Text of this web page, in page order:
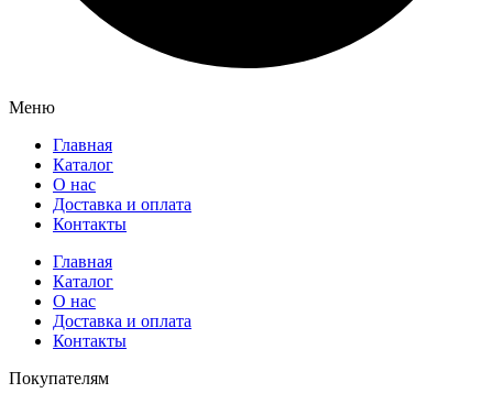
Меню
Главная
Каталог
О нас
Доставка и оплата
Контакты
Главная
Каталог
О нас
Доставка и оплата
Контакты
Покупателям